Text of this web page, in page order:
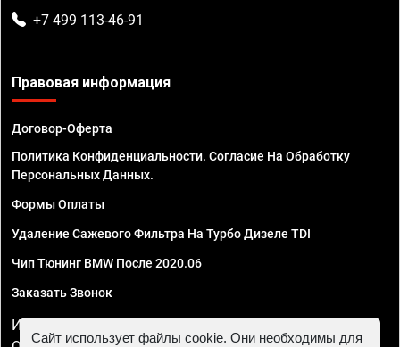
+7 499 113-46-91
Правовая информация
Договор-Оферта
Политика Конфиденциальности. Согласие На Обработку
Персональных Данных.
Формы Оплаты
Удаление Сажевого Фильтра На Турбо Дизеле TDI
Чип Тюнинг BMW После 2020.06
Заказать Звонок
ИП Смирнов Георгий Павлович. ИНН 781302555843,
Сайт использует файлы cookie. Они необходимы для